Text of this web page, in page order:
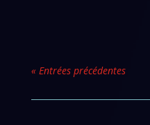
« Entrées précédentes